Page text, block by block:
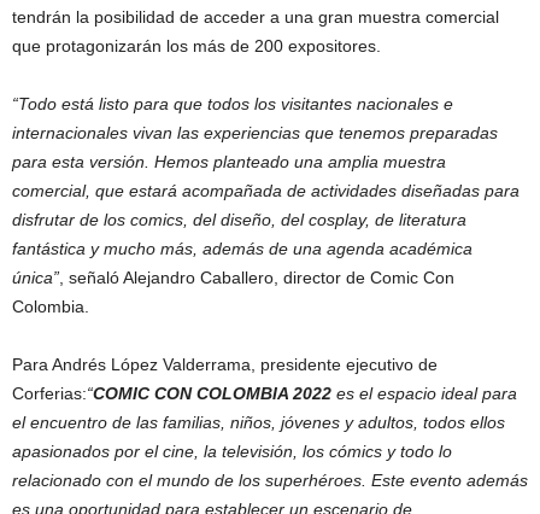
tendrán la posibilidad de acceder a una gran muestra comercial
que protagonizarán los más de 200 expositores.
“Todo está listo para que todos los visitantes nacionales e
internacionales vivan las experiencias que tenemos preparadas
para esta versión. Hemos planteado una amplia muestra
comercial, que estará acompañada de actividades diseñadas para
disfrutar de los comics, del diseño, del cosplay, de literatura
fantástica y mucho más, además de una agenda académica
única”, señaló Alejandro Caballero, director de Comic Con
Colombia.
Para Andrés López Valderrama, presidente ejecutivo de
Corferias:“COMIC CON COLOMBIA 2022 es el espacio ideal para
el encuentro de las familias, niños, jóvenes y adultos, todos ellos
apasionados por el cine, la televisión, los cómics y todo lo
relacionado con el mundo de los superhéroes. Este evento además
es una oportunidad para establecer un escenario de